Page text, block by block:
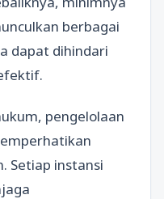
berbagai
dapat dihindari
pengelolaan
Setiap instansi